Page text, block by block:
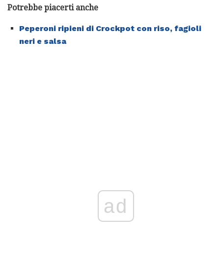
Potrebbe piacerti anche
Peperoni ripieni di Crockpot con riso, fagioli
neri e salsa
ad